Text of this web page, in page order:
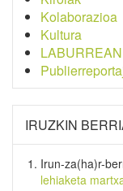
Kolaborazioa
Kultura
LABURREAN
IRUZKIN
Irun-za(ha)r-
lehiaketa